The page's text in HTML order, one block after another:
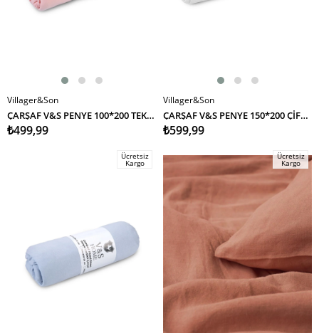
SEPETE EKLE
Villager&Son
ÇARŞAF V&S PENYE 100*200 TEK KİŞİLİK (MDL) PEMBE
₺499,99
SEPETE EKLE
Villager&Son
ÇARŞAF V&S PENYE 150*200 ÇİFT KİŞİLİK (MDL) KREM
₺599,99
Ücretsiz
Kargo
Ücretsiz
Kargo